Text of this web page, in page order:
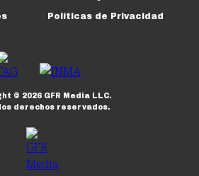
Políticas de Privacidad
© 2026GFR Media LLC.
derechos reservados.